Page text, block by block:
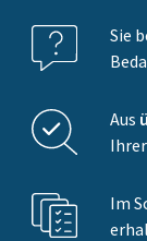
Sie
Aus
Im